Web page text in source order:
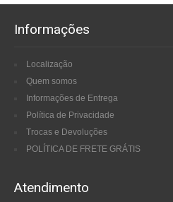
Informações
Localização
Quem somos
Informações de Entrega
Política de Privacidade
Trocas e Devoluções
POLÍTICA DE FRETE GRÁTIS
Atendimento